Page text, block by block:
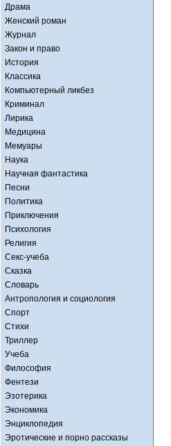
Драма
Женский роман
Журнал
Закон и право
История
Классика
Компьютерный ликбез
Криминал
Лирика
Медицина
Мемуары
Наука
Научная фантастика
Песни
Политика
Приключения
Психология
Религия
Секс-учеба
Сказка
Словарь
Антропология и социология
Спорт
Стихи
Триллер
Учеба
Философия
Фентези
Эзотерика
Экономика
Энциклопедия
Эротические и порно рассказы